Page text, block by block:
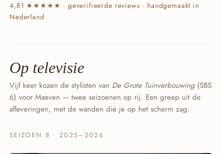
4,81 ★★★★★ · geverifieerde reviews · handgemaakt in
Nederland
Op televisie
Vijf keer kozen de stylisten van De Grote Tuinverbouwing (SBS
6) voor Maeven — twee seizoenen op rij. Een greep uit de
afleveringen, met de wanden die je op het scherm zag.
SEIZOEN 8 · 2025–2026